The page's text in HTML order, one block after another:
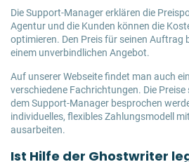
Die Support-Manager erklären die
Agentur und die Kunden können die
optimieren. Den Preis für seinen Auftrag
einem unverbindlichen Angebot.
Auf unserer Webseite findet man auch
verschiedene Fachrichtungen. Die
dem Support-Manager besprochen
individuelles, flexibles Zahlungsmodell
ausarbeiten.
Ist Hilfe der Ghostwriter